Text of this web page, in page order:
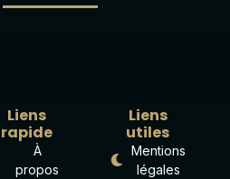
Liens
rapide
À
propos
Liens
utiles
Mentions
légales